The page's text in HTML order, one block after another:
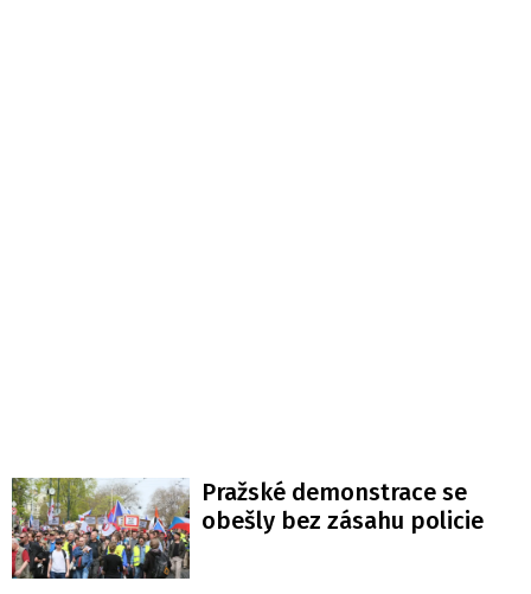
Pražské demonstrace se
obešly bez zásahu policie